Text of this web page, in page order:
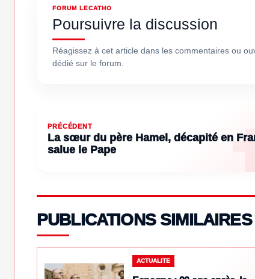
FORUM LECATHO
Poursuivre la discussion
Réagissez à cet article dans les commentaires ou
dédié sur le forum.
PRÉCÉDENT
La sœur du père Hamel, décapité en
salue le Pape
PUBLICATIONS SIMILAIRES
ACTUALITE